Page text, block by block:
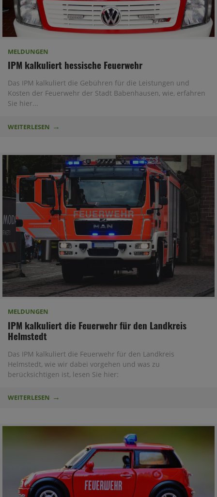
MELDUNGEN
IPM kalkuliert hessische Feuerwehr
Das IPM kalkuliert die Gebühren für die Leistungen und
Kosten der Feuerwehr der Stadt Babenhausen, wie, erfahren
Sie hier...
WEITERLESEN
MELDUNGEN
IPM kalkuliert die Feuerwehr für den Landkreis
Helmstedt
Das IPM kalkuliert die Feuerwehr für den Landkreis
Helmstedt, wie wir dabei vorgehen und was zu
berücksichtigen ist, lesen Sie hier:
WEITERLESEN